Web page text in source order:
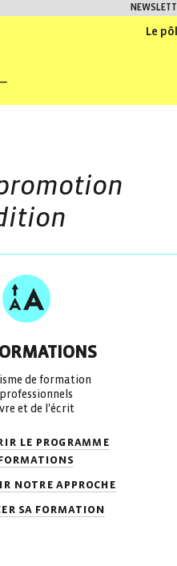
Le
de formation
et de l'écrit
le programme
notre approche
sa formation